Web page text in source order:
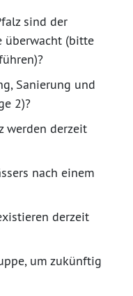
sind der
überwacht (bitte
Sanierung und
2)?
werden derzeit
nach einem
derzeit
um zukünftig